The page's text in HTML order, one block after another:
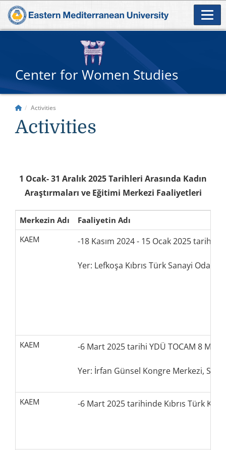
Center for Women Studies
Activities
Activities
1 Ocak- 31 Aralık 2025 Tarihleri Arasında Kadın
Araştırmaları ve Eğitimi Merkezi Faaliyetleri
Merkezin Adı
Faaliyetin Adı
KAEM
-18 Kasım 2024 - 15 Ocak 2025
Yer: Lefkoşa Kıbrıs Türk Sanayi Odası
KAEM -6 Mart 2025 tarihi YDÜ TOCAM 8 Mart
Yer: İrfan Günsel Kongre Merkezi,
KAEM -6 Mart 2025 tarihinde Kıbrıs Türk